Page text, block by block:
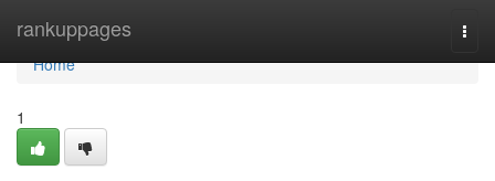
rankuppages
Home
Home
1